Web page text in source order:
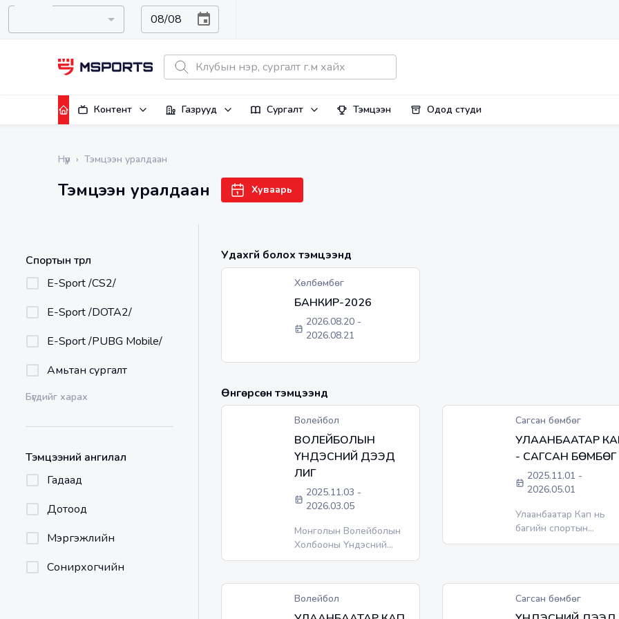
Контент Газрууд Сургалт Тэмцээн Одод студи
Нүүр › Тэмцээн уралдаан
Тэмцээн уралдаан Хуваарь
Спортын төрөл
E-Sport /CS2/
E-Sport /DOTA2/
E-Sport /PUBG Mobile/
Амьтан сургалт
Бүгдийг харах
Тэмцээний ангилал
Гадаад
Дотоод
Мэргэжлийн
Сонирхогчийн
Удахгүй болох тэмцээнүүд
Хөлбөмбөг
БАНКИР-2026
2026.08.20 -
2026.08.21
Өнгөрсөн тэмцээнүүд
Волейбол
ВОЛЕЙБОЛЫН
ҮНДЭСНИЙ ДЭЭД
ЛИГ
2025.11.03 -
2026.03.05
Монголын Волейболын
Холбооны Үндэсний
Дээд Лиг. Тоглолтын
https://www.aicsteppearena.mn/
-ээс.
Сагсан бөмбөг
УЛААНБААТАР
- САГСАН БӨМБӨГ
2025.11.01 -
2026.05.01
Улаанбаатар Кап нь
багийн спортын
томоохон төрлүүд
нийслэлийн 9 дүүргийн
дунд зохиогдох
боловсролын
Волейбол Сагсан бөмбөг